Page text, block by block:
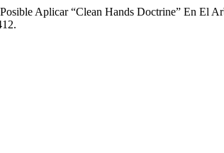
Aplicar “Clean Hands Doctrine” En El